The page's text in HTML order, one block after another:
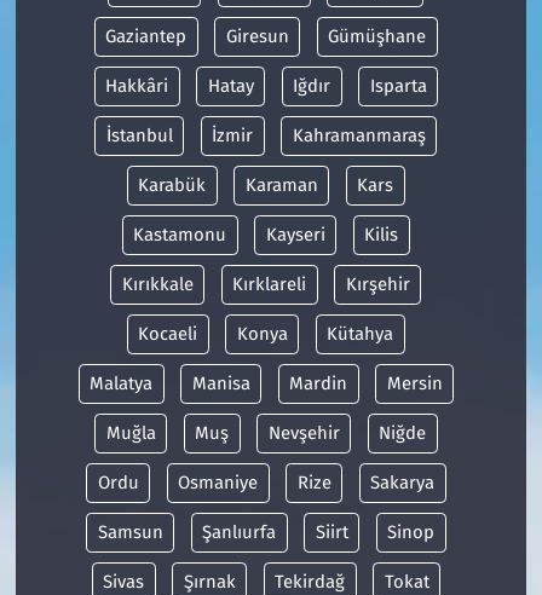
Gaziantep Giresun Gümüşhane
Hakkâri Hatay Iğdır Isparta
İstanbul İzmir Kahramanmaraş
Karabük Karaman Kars
Kastamonu Kayseri Kilis
Kırıkkale Kırklareli Kırşehir
Kocaeli Konya Kütahya
Malatya Manisa Mardin Mersin
Muğla Muş Nevşehir Niğde
Ordu Osmaniye Rize Sakarya
Samsun Şanlıurfa Siirt Sinop
Sivas Şırnak Tekirdağ Tokat